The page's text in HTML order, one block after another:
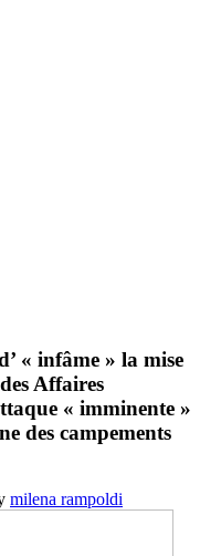
« infâme » la mise
Affaires
« imminente »
des campements
milena rampoldi